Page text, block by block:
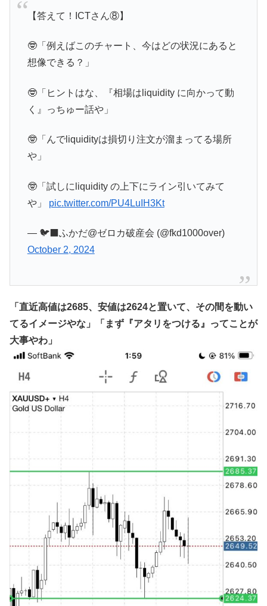
【答えて！ICTさん⑧】
🤓「例えばこのチャート、今はどの状況にあると
想像できる？」
🤓「ヒントはな、『相場はliquidity に向かって動
く』っちゅー話や」
🤓「んでliquidityは損切り注文が溜まってる場所
や」
🤓「試しにliquidity の上下にライン引いてみて
や」 pic.twitter.com/PU4LuIH3Kt
— 🐦‍⬛ふかだ@ゼロカ破産会 (@fkd1000over)
October 2, 2024
「直近高値は2685、安値は2624と置いて、その間を動い
てるイメージやな」「まず『アタリをつける』ってことが
大事やわ」